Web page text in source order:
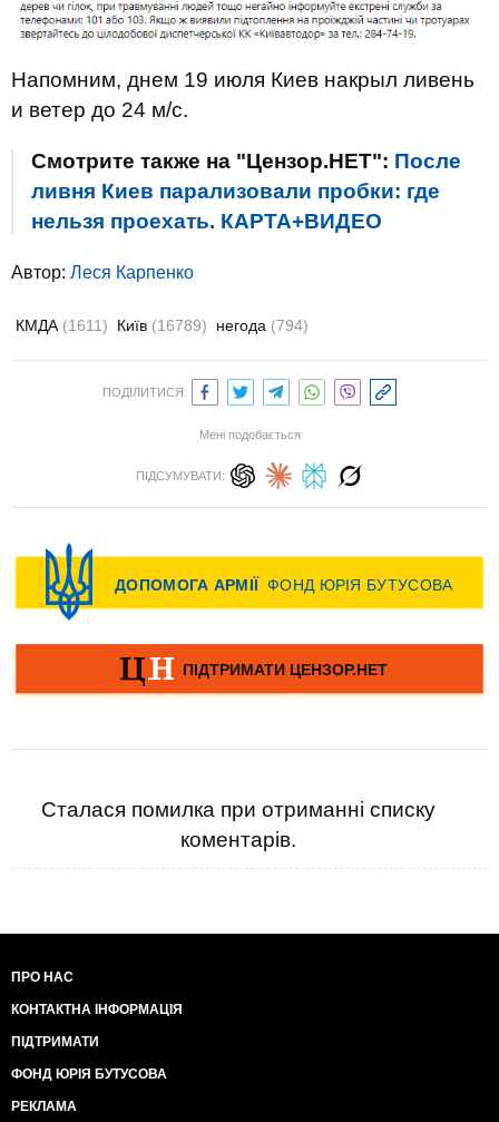
Напомним, днем 19 июля Киев накрыл ливень
и ветер до 24 м/с.
Смотрите также на "Цензор.НЕТ": После
ливня Киев парализовали пробки: где
нельзя проехать. КАРТА+ВИДЕО
Автор: Леся Карпенко
КМДА (1611) Київ (16789) негода (794)
ПОДІЛИТИСЯ:
Мені подобається
ПІДСУМУВАТИ:
Сталася помилка при отриманні списку
коментарів.
ПРО НАС
КОНТАКТНА ІНФОРМАЦІЯ
ПІДТРИМАТИ
ФОНД ЮРІЯ БУТУСОВА
РЕКЛАМА